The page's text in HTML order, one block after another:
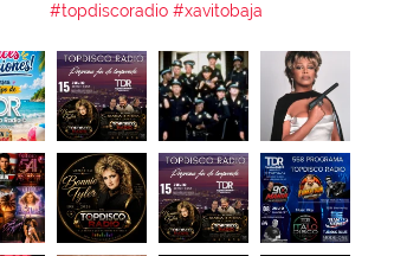
#topdiscoradio #xavitobaja